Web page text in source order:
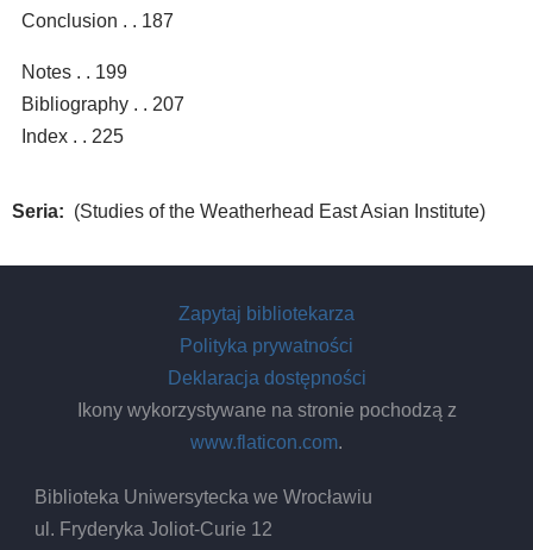
Conclusion . . 187
Notes . . 199
Bibliography . . 207
Index . . 225
Seria (Studies of the Weatherhead East Asian Institute)
Zapytaj bibliotekarza
Polityka prywatności
Deklaracja dostępności
Ikony wykorzystywane na stronie pochodzą z
www.flaticon.com.
Biblioteka Uniwersytecka we Wrocławiu
ul. Fryderyka Joliot-Curie 12